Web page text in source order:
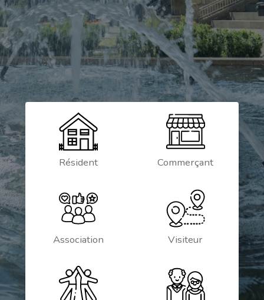
Résident Commerçant
Association Visiteur